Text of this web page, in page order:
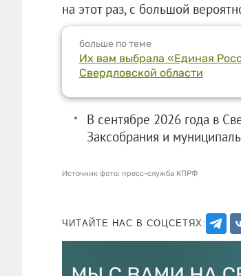
на этот раз, с большой
больше по теме
Их вам выбрала «Единая
Свердловской области
В сентябре 2026 года в
Заксобрания и
Источник фото: пресс-служба КПРФ
ЧИТАЙТЕ НАС В СОЦСЕТЯХ: